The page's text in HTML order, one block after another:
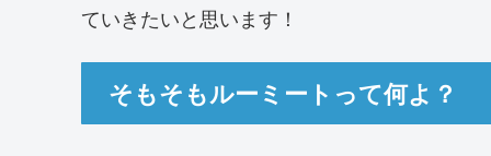
ていきたいと思います！
そもそもルーミートって何よ？